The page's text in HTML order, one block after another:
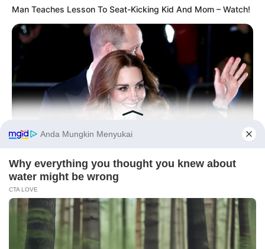
PRIVACY POLICY DISCLAIMER HUBUNGI KAMI IKLAN
Man Teaches Lesson To Seat-Kicking Kid And Mom – Watch!
BUZZDAY
Kate Middleton's Daring Outfit Took Prince William's Breath
Away
Before You Go